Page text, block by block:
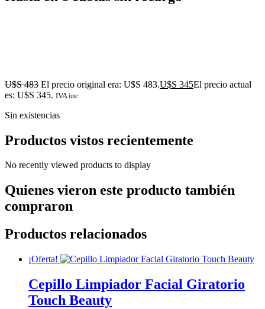
U$S483 El precio original era: U$S 483.U$S 345El precio actual
es: U$S 345. IVA inc
Sin existencias
Productos vistos recientemente
No recently viewed products to display
Quienes vieron este producto también
compraron
Productos relacionados
¡Oferta!
Cepillo Limpiador Facial Giratorio
Touch Beauty